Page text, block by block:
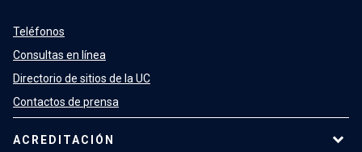
Teléfonos
Consultas en línea
Directorio de sitios de la UC
Contactos de prensa
ACREDITACIÓN